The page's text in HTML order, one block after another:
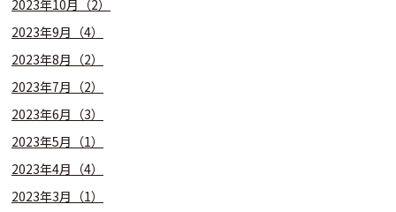
2023年10月（2）
2023年9月（4）
2023年8月（2）
2023年7月（2）
2023年6月（3）
2023年5月（1）
2023年4月（4）
2023年3月（1）